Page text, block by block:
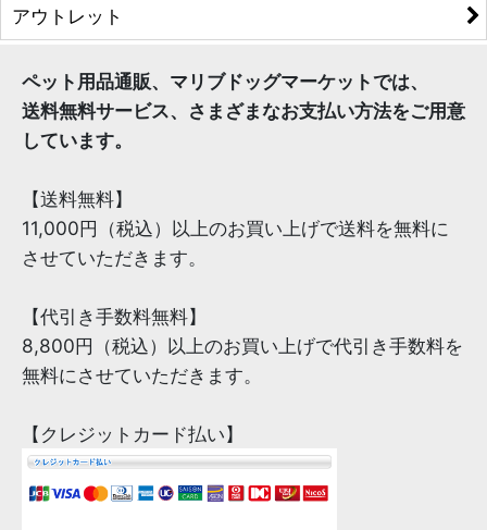
アウトレット
ペット用品通販、マリブドッグマーケットでは、
送料無料サービス、さまざまなお支払い方法をご用意
しています。
【送料無料】
11,000円（税込）以上のお買い上げで送料を無料に
させていただきます。
【代引き手数料無料】
8,800円（税込）以上のお買い上げで代引き手数料を
無料にさせていただきます。
【クレジットカード払い】